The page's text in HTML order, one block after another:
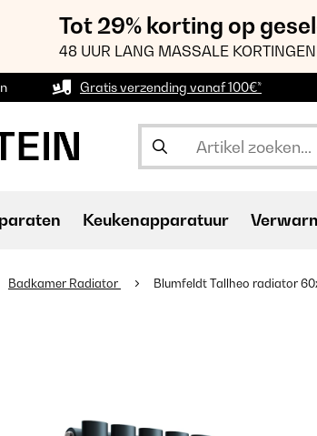
Tot 29% korting op
48 UUR LANG MASSALE
Gratis verzending vanaf 100€*
Keukenapparatuur
Badkamer Radiator Blumfeldt Tallheo radiator